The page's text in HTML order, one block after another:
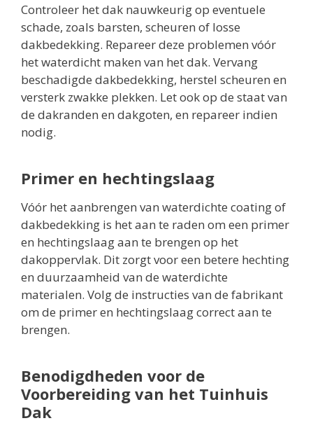
Controleer het dak nauwkeurig op eventuele
schade, zoals barsten, scheuren of losse
dakbedekking. Repareer deze problemen vóór
het waterdicht maken van het dak. Vervang
beschadigde dakbedekking, herstel scheuren en
versterk zwakke plekken. Let ook op de staat van
de dakranden en dakgoten, en repareer indien
nodig.
Primer en hechtingslaag
Vóór het aanbrengen van waterdichte coating of
dakbedekking is het aan te raden om een primer
en hechtingslaag aan te brengen op het
dakoppervlak. Dit zorgt voor een betere hechting
en duurzaamheid van de waterdichte
materialen. Volg de instructies van de fabrikant
om de primer en hechtingslaag correct aan te
brengen.
Benodigdheden voor de
Voorbereiding van het Tuinhuis
Dak